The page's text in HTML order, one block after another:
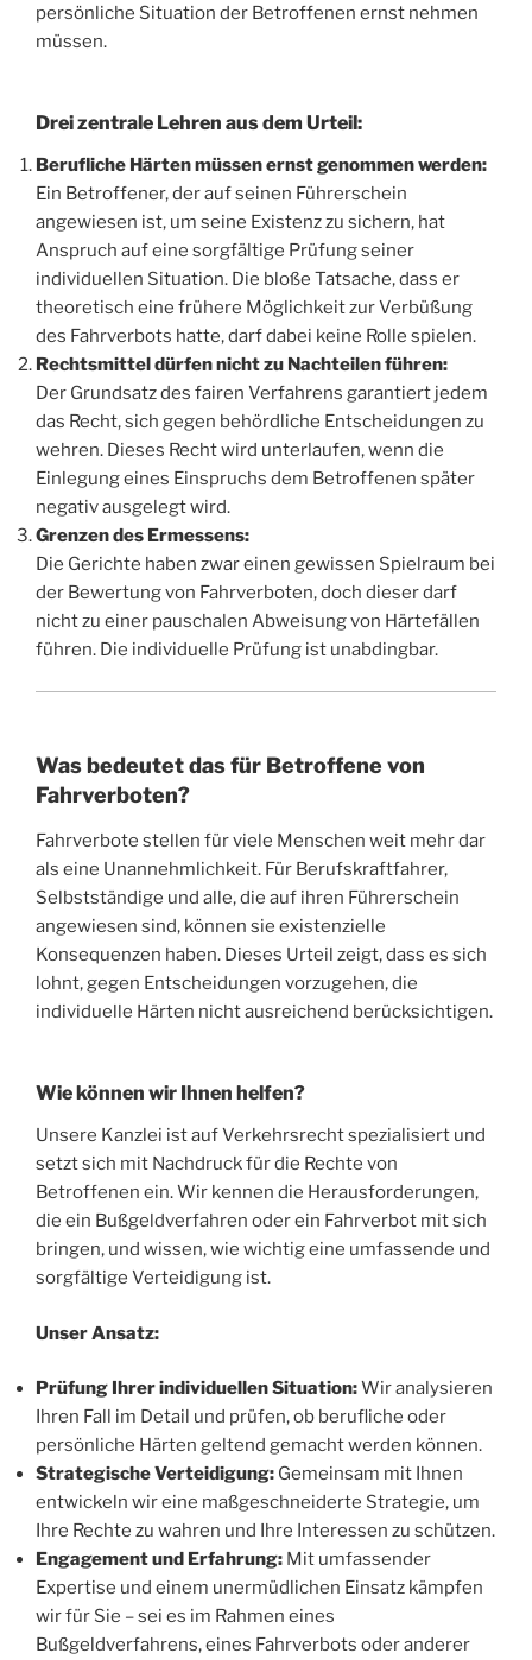
persönliche Situation der Betroffenen ernst nehmen
müssen.
Drei zentrale Lehren aus dem Urteil:
Berufliche Härten müssen ernst genommen werden:
Ein Betroffener, der auf seinen Führerschein
angewiesen ist, um seine Existenz zu sichern, hat
Anspruch auf eine sorgfältige Prüfung seiner
individuellen Situation. Die bloße Tatsache, dass er
theoretisch eine frühere Möglichkeit zur Verbüßung
des Fahrverbots hatte, darf dabei keine Rolle spielen.
Rechtsmittel dürfen nicht zu Nachteilen führen:
Der Grundsatz des fairen Verfahrens garantiert jedem
das Recht, sich gegen behördliche Entscheidungen zu
wehren. Dieses Recht wird unterlaufen, wenn die
Einlegung eines Einspruchs dem Betroffenen später
negativ ausgelegt wird.
Grenzen des Ermessens:
Die Gerichte haben zwar einen gewissen Spielraum bei
der Bewertung von Fahrverboten, doch dieser darf
nicht zu einer pauschalen Abweisung von Härtefällen
führen. Die individuelle Prüfung ist unabdingbar.
Was bedeutet das für Betroffene von
Fahrverboten?
Fahrverbote stellen für viele Menschen weit mehr dar
als eine Unannehmlichkeit. Für Berufskraftfahrer,
Selbstständige und alle, die auf ihren Führerschein
angewiesen sind, können sie existenzielle
Konsequenzen haben. Dieses Urteil zeigt, dass es sich
lohnt, gegen Entscheidungen vorzugehen, die
individuelle Härten nicht ausreichend berücksichtigen.
Wie können wir Ihnen helfen?
Unsere Kanzlei ist auf Verkehrsrecht spezialisiert und
setzt sich mit Nachdruck für die Rechte von
Betroffenen ein. Wir kennen die Herausforderungen,
die ein Bußgeldverfahren oder ein Fahrverbot mit sich
bringen, und wissen, wie wichtig eine umfassende und
sorgfältige Verteidigung ist.
Unser Ansatz:
Prüfung Ihrer individuellen Situation:Wir analysieren
Ihren Fall im Detail und prüfen, ob berufliche oder
persönliche Härten geltend gemacht werden können.
Strategische Verteidigung: Gemeinsam mit Ihnen
entwickeln wir eine maßgeschneiderte Strategie, um
Ihre Rechte zu wahren und Ihre Interessen zu schützen.
Engagement und Erfahrung: Mit umfassender
Expertise und einem unermüdlichen Einsatz kämpfen
wir für Sie – sei es im Rahmen eines
Bußgeldverfahrens, eines Fahrverbots oder anderer